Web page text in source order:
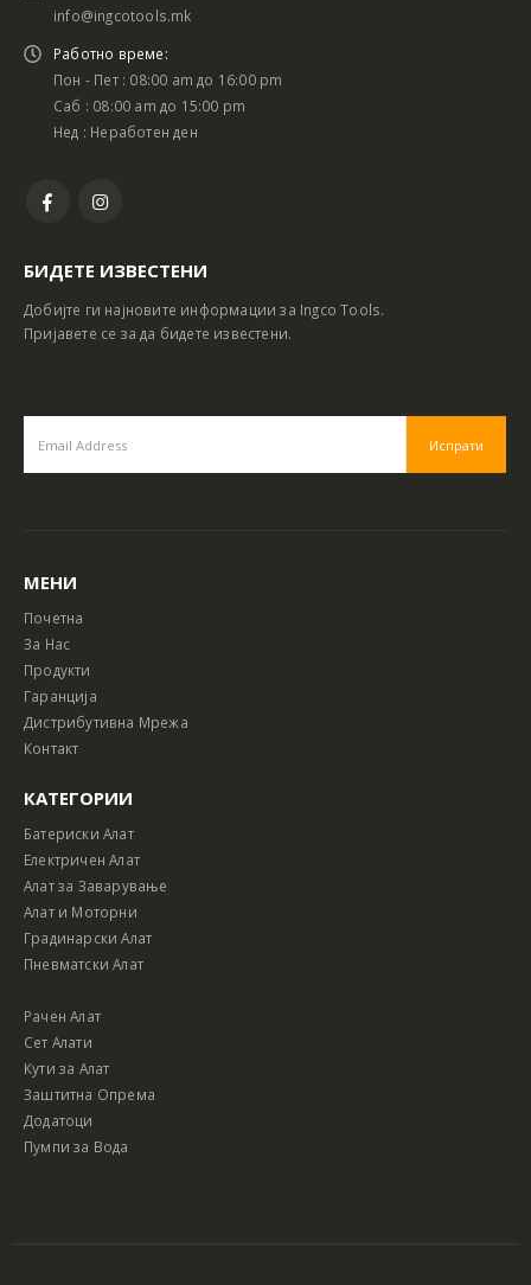
info@ingcotools.mk
Работно време:
Пон - Пет : 08:00 am до 16:00 pm
Саб : 08:00 am до 15:00 pm
Нед : Неработен ден
БИДЕТЕ ИЗВЕСТЕНИ
Добијте ги најновите информации за Ingco Tools.
Пријавете се за да бидете известени.
МЕНИ
Почетна
За Нас
Продукти
Гаранција
Дистрибутивна Мрежа
Контакт
КАТЕГОРИИ
Батериски Алат
Електричен Алат
Алат за Заварување
Алат и Моторни
Градинарски Алат
Пневматски Алат
Рачен Алат
Сет Алати
Кути за Алат
Заштитна Опрема
Додатоци
Пумпи за Вода